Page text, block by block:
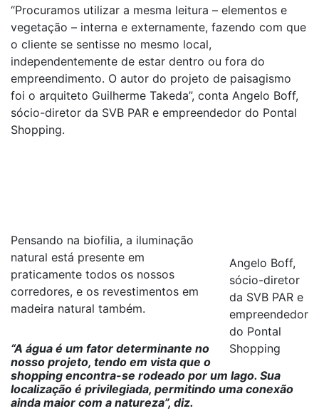
“Procuramos utilizar a mesma leitura – elementos e
vegetação – interna e externamente, fazendo com que
o cliente se sentisse no mesmo local,
independentemente de estar dentro ou fora do
empreendimento. O autor do projeto de paisagismo
foi o arquiteto Guilherme Takeda”, conta Angelo Boff,
sócio-diretor da SVB PAR e empreendedor do Pontal
Shopping.
Angelo Boff,
sócio-diretor
da SVB PAR e
empreendedor
do Pontal
Shopping
Pensando na biofilia, a iluminação
natural está presente em
praticamente todos os nossos
corredores, e os revestimentos em
madeira natural também.
“A água é um fator determinante no
nosso projeto, tendo em vista que o
shopping encontra-se rodeado por um lago. Sua
localização é privilegiada, permitindo uma conexão
ainda maior com a natureza”, diz.